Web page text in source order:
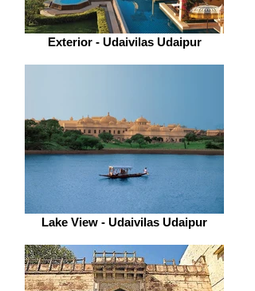
Exterior - Udaivilas Udaipur
Lake View - Udaivilas Udaipur